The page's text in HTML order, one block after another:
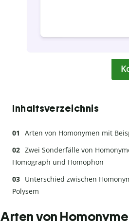
Inhaltsverzeichnis
Arten von Homonymen mit
Zwei Sonderfälle von
Homograph und Homophon
Unterschied zwischen
Polysem
Arten von